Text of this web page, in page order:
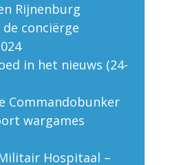
Rijnenburg
conciërge
in het nieuws (24-
Commandobunker
wargames
Hospitaal –